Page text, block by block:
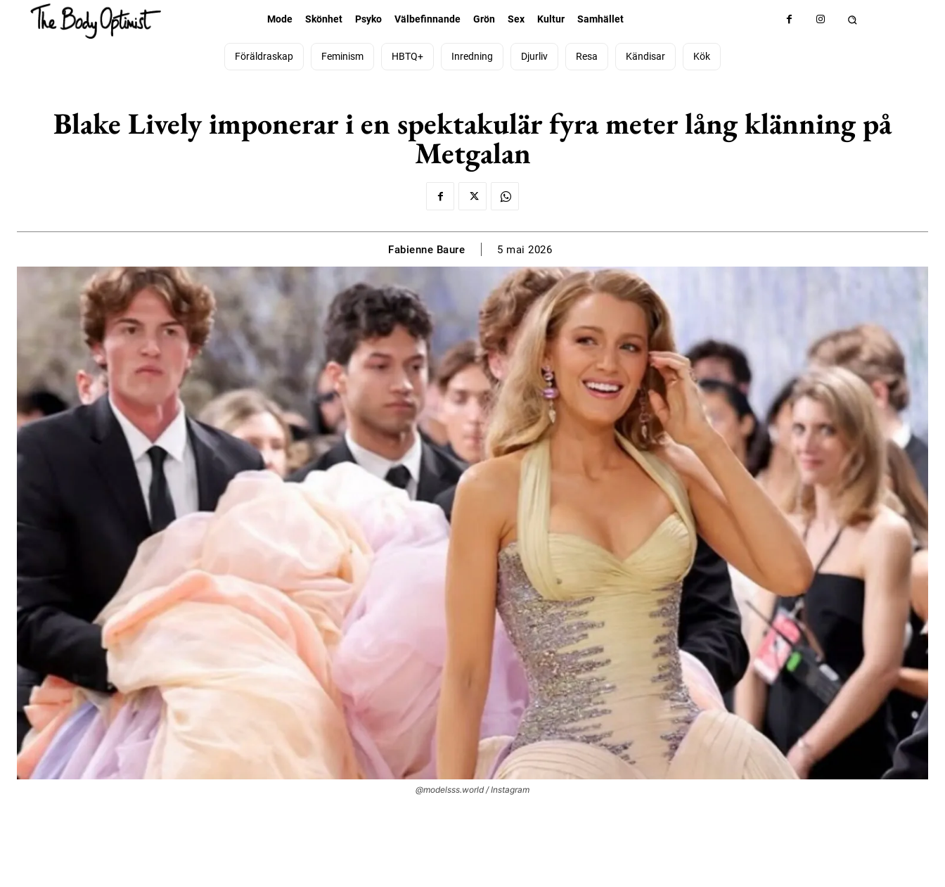
Mode Skönhet Psyko Välbefinnande Grön Sex Kultur Samhället
Föräldraskap Feminism HBTQ+ Inredning Djurliv Resa Kändisar Kök
Blake Lively imponerar i en spektakulär fyra meter lång klänning på
Metgalan
Fabienne Baure 5 mai 2026
@modelsss.world / Instagram